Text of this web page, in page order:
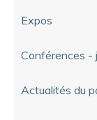
Expos
Conférences -
Actualités du